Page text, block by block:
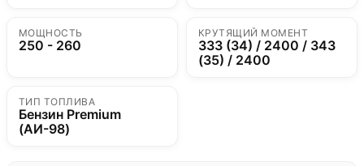
МОЩНОСТЬ
250 - 260
КРУТЯЩИЙ МОМЕНТ
333 (34) / 2400 / 343
(35) / 2400
ТИП ТОПЛИВА
Бензин Premium
(АИ-98)